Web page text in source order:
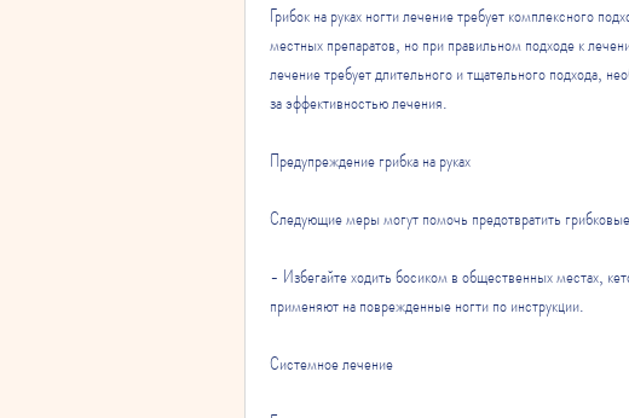
Грибок на руках ногти лечение требует комплексного
местных препаратов, но при правильном подходе к
лечение требует длительного и тщательного подхода,
за эффективностью лечения.
Предупреждение грибка на руках
Следующие меры могут помочь предотвратить
- Избегайте ходить босиком в общественных местах,
применяют на поврежденные ногти по инструкции.
Системное лечение